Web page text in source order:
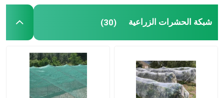
شبكة الحشرات الزراعية (30)